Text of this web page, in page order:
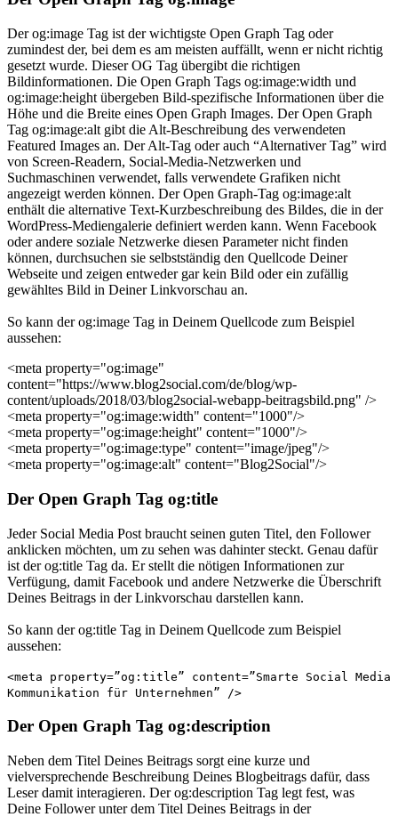
Der og:image Tag ist der wichtigste Open Graph Tag oder
zumindest der, bei dem es am meisten auffällt, wenn er nicht richtig
gesetzt wurde. Dieser OG Tag übergibt die richtigen
Bildinformationen. Die Open Graph Tags og:image:width und
og:image:height übergeben Bild-spezifische Informationen über die
Höhe und die Breite eines Open Graph Images. Der Open Graph
Tag og:image:alt gibt die Alt-Beschreibung des verwendeten
Featured Images an. Der Alt-Tag oder auch “Alternativer Tag” wird
von Screen-Readern, Social-Media-Netzwerken und
Suchmaschinen verwendet, falls verwendete Grafiken nicht
angezeigt werden können. Der Open Graph-Tag og:image:alt
enthält die alternative Text-Kurzbeschreibung des Bildes, die in der
WordPress-Mediengalerie definiert werden kann. Wenn Facebook
oder andere soziale Netzwerke diesen Parameter nicht finden
können, durchsuchen sie selbstständig den Quellcode Deiner
Webseite und zeigen entweder gar kein Bild oder ein zufällig
gewähltes Bild in Deiner Linkvorschau an.
So kann der og:image Tag in Deinem Quellcode zum Beispiel
aussehen:
<meta property="og:image"
content="https://www.blog2social.com/de/blog/wp-
content/uploads/2018/03/blog2social-webapp-beitragsbild.png" />
<meta property="og:image:width" content="1000"/>
<meta property="og:image:height" content="1000"/>
<meta property="og:image:type" content="image/jpeg"/>
<meta property="og:image:alt" content="Blog2Social"/>
Der Open Graph Tag og:title
Jeder Social Media Post braucht seinen guten Titel, den Follower
anklicken möchten, um zu sehen was dahinter steckt. Genau dafür
ist der og:title Tag da. Er stellt die nötigen Informationen zur
Verfügung, damit Facebook und andere Netzwerke die Überschrift
Deines Beitrags in der Linkvorschau darstellen kann.
So kann der og:title Tag in Deinem Quellcode zum Beispiel
aussehen:
<meta property=”og:title” content=”Smarte Social Media
Kommunikation für Unternehmen” />
Der Open Graph Tag og:description
Neben dem Titel Deines Beitrags sorgt eine kurze und
vielversprechende Beschreibung Deines Blogbeitrags dafür, dass
Leser damit interagieren. Der og:description Tag legt fest, was
Deine Follower unter dem Titel Deines Beitrags in der